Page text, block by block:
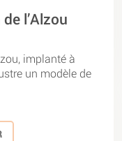
l’Alzou
implanté à
un modèle de